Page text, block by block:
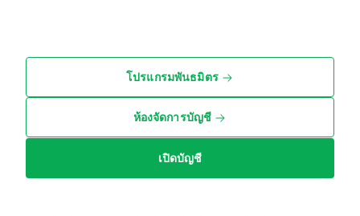
โปรแกรมพันธมิตร
ห้องจัดการบัญชี
เปิดบัญชี